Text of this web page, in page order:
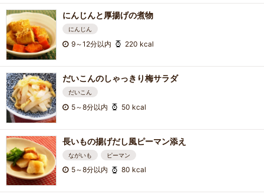
にんじんと厚揚げの煮物
にんじん
9～12分以内 220 kcal
だいこんのしゃっきり梅サラダ
だいこん
5～8分以内 50 kcal
長いもの揚げだし風ピーマン添え
ながいも ピーマン
5～8分以内 80 kcal